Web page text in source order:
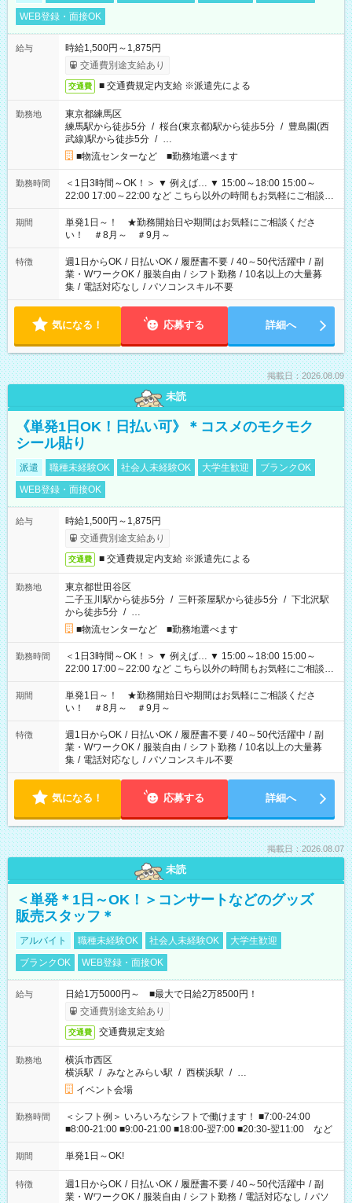
WEB登録・面接OK
給与
時給1,500円～1,875円
交通費別途支給あり
交通費 ■ 交通費規定内支給 ※派遣先による
勤務地
東京都練馬区
練馬駅から徒歩5分 / 桜台(東京都)駅から徒歩5分 / 豊島園(西
武線)駅から徒歩5分 / …
■物流センターなど ■勤務地選べます
勤務時間
＜1日3時間～OK！＞ ▼ 例えば… ▼ 15:00～18:00 15:00～
22:00 17:00～22:00 など こちら以外の時間もお気軽にご相談く
ださい！
期間
単発1日～！ ★勤務開始日や期間はお気軽にご相談くださ
い！ ＃8月～ ＃9月～
特徴 週1日からOK / 日払いOK / 履歴書不要 / 40～50代活躍中 / 副
業・WワークOK / 服装自由 / シフト勤務 / 10名以上の大量募
集 / 電話対応なし / パソコンスキル不要
気になる！ 応募する 詳細へ
掲載日：2026.08.09
未読
《単発1日OK！日払い可》＊コスメのモクモク
シール貼り
派遣 職種未経験OK 社会人未経験OK 大学生歓迎
ブランクOK
WEB登録・面接OK
給与
時給1,500円～1,875円
交通費別途支給あり
交通費 ■ 交通費規定内支給 ※派遣先による
勤務地
東京都世田谷区
二子玉川駅から徒歩5分 / 三軒茶屋駅から徒歩5分 / 下北沢駅
から徒歩5分 / …
■物流センターなど ■勤務地選べます
勤務時間
＜1日3時間～OK！＞ ▼ 例えば… ▼ 15:00～18:00 15:00～
22:00 17:00～22:00 など こちら以外の時間もお気軽にご相談く
ださい！
期間
単発1日～！ ★勤務開始日や期間はお気軽にご相談くださ
い！ ＃8月～ ＃9月～
特徴 週1日からOK / 日払いOK / 履歴書不要 / 40～50代活躍中 / 副
業・WワークOK / 服装自由 / シフト勤務 / 10名以上の大量募
集 / 電話対応なし / パソコンスキル不要
気になる！ 応募する 詳細へ
掲載日：2026.08.07
未読
＜単発＊1日～OK！＞コンサートなどのグッズ
販売スタッフ＊
アルバイト 職種未経験OK 社会人未経験OK
大学生歓迎
ブランクOK
WEB登録・面接OK
給与
日給1万5000円～ ■最大で日給2万8500円！
交通費別途支給あり
交通費 交通費規定支給
勤務地
横浜市西区
横浜駅 / みなとみらい駅 / 西横浜駅 / …
イベント会場
勤務時間
＜シフト例＞ いろいろなシフトで働けます！ ■7:00-24:00
■8:00-21:00 ■9:00-21:00 ■18:00-翌7:00 ■20:30-翌11:00 など
期間 単発1日～OK!
特徴 週1日からOK / 日払いOK / 履歴書不要 / 40～50代活躍中 / 副
業・WワークOK / 服装自由 / シフト勤務 / 電話対応なし / パソ